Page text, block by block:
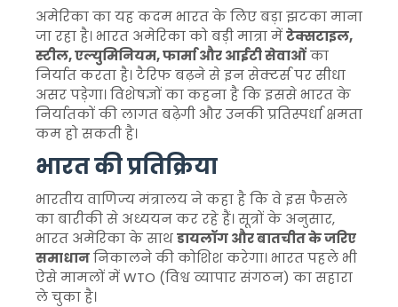
अमेरिका का यह कदम भारत के लिए बड़ा झटका माना
जा रहा है। भारत अमेरिका को बड़ी मात्रा मेंटेक्सटाइल,
स्टील, एल्युमिनियम, फार्मा और आईटी सेवाओंका
निर्यात करता है। टैरिफ बढ़ने से इन सेक्टर्स पर सीधा
असर पड़ेगा। विशेषज्ञों का कहना है कि इससे भारत के
निर्यातकों की लागत बढ़ेगी और उनकी प्रतिस्पर्धा क्षमता
कम हो सकती है।
भारत की प्रतिक्रिया
भारतीय वाणिज्य मंत्रालय ने कहा है कि वे इस फैसले
का बारीकी से अध्ययन कर रहे हैं। सूत्रों के अनुसार,
भारत अमेरिका के साथडायलॉग और बातचीत के जरिए
समाधाननिकालने की कोशिश करेगा। भारत पहले भी
ऐसे मामलों में WTO (विश्व व्यापार संगठन) का सहारा
ले चुका है।